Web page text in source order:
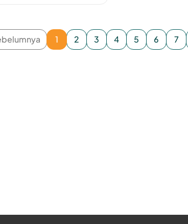
1 2 3 4 5 6 7